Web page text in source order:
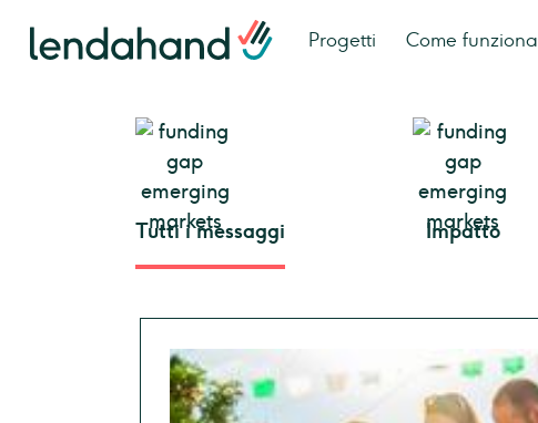
Progetti Come funziona
Tutti i messaggi Impatto